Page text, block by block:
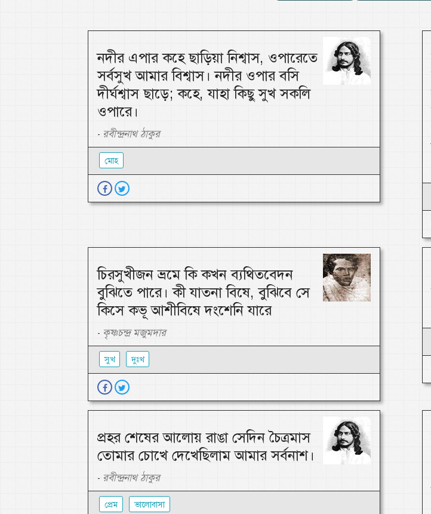
নদীর এপার কহে ছাড়িয়া নিশ্বাস, ওপারেতে
সর্বসুখ আমার বিশ্বাস। নদীর ওপার বসি
দীর্ঘশ্বাস ছাড়ে; কহে, যাহা কিছু সুখ সকলি
ওপারে।
- রবীন্দ্রনাথ ঠাকুর
মোহ
চিরসুখীজন ভ্রমে কি কখন ব্যথিতবেদন
বুঝিতে পারে। কী যাতনা বিষে, বুঝিবে সে
কিসে কভূ আশীবিষে দংশেনি যারে
- কৃষ্ণচন্দ্র মজুমদার
সুখ দুঃখ
প্রহর শেষের আলোয় রাঙা সেদিন চৈত্রমাস
তোমার চোখে দেখেছিলাম আমার সর্বনাশ।
- রবীন্দ্রনাথ ঠাকুর
প্রেম ভালোবাসা